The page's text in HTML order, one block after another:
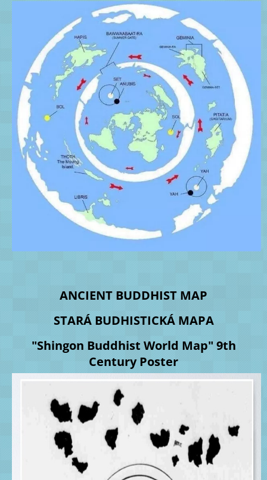
ANCIENT BUDDHIST MAP
STARÁ BUDHISTICKÁ MAPA
"Shingon Buddhist World Map" 9th
Century Poster